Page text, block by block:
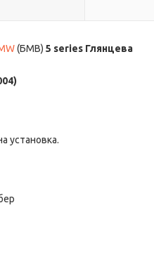
(БМВ) 5 series Глянцева
установка.